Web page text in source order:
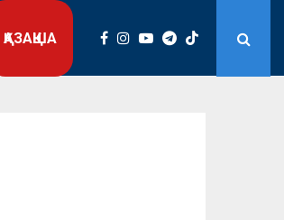
ҚАЗАҚША